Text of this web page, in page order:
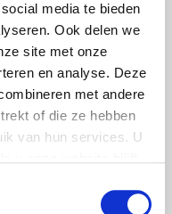
media te bieden
Ook delen we
site met onze
en analyse. Deze
met andere
of die ze hebben
van hun services. U
in een team
het “werken
focusten we
grote druk toch via
Hoe
maken? Wat zeg